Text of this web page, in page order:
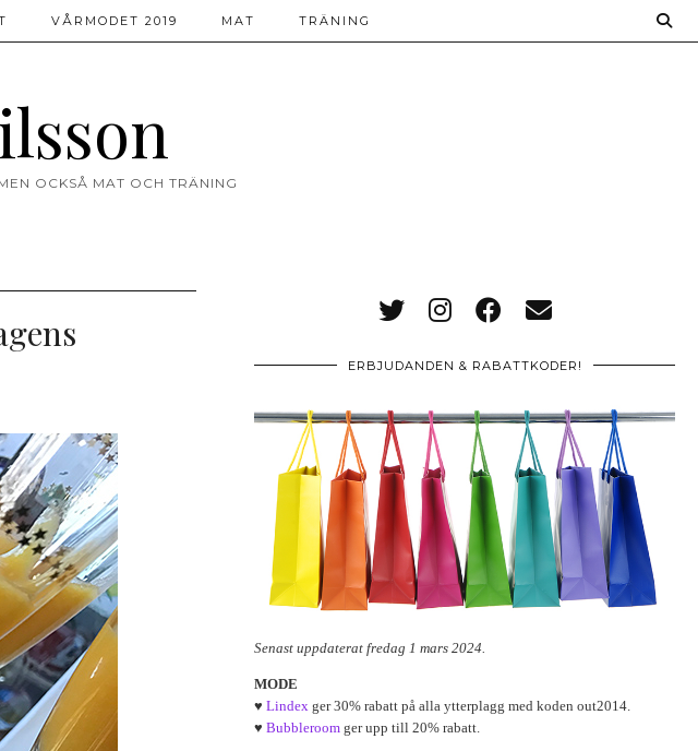
OCKSÅ MAT OCH TRÄNING
VÅRMODET 2019 MAT TRÄNING
ERBJUDANDEN & RABATTKODER!
Senast uppdaterat fredag 1 mars 2024.
MODE
♥ Lindex ger 30% rabatt på alla ytterplagg med koden out2014.
♥ Bubbleroom ger upp till 20% rabatt.